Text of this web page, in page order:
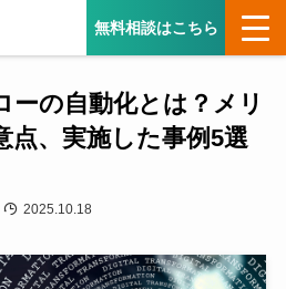
無料相談はこちら
ーの自動化とは？メリ
点、実施した事例5選
2025.10.18